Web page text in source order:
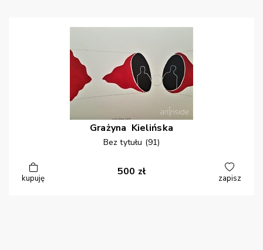
Grażyna Kielińska
Bez tytułu (91)
kupuję
500 zł
zapisz